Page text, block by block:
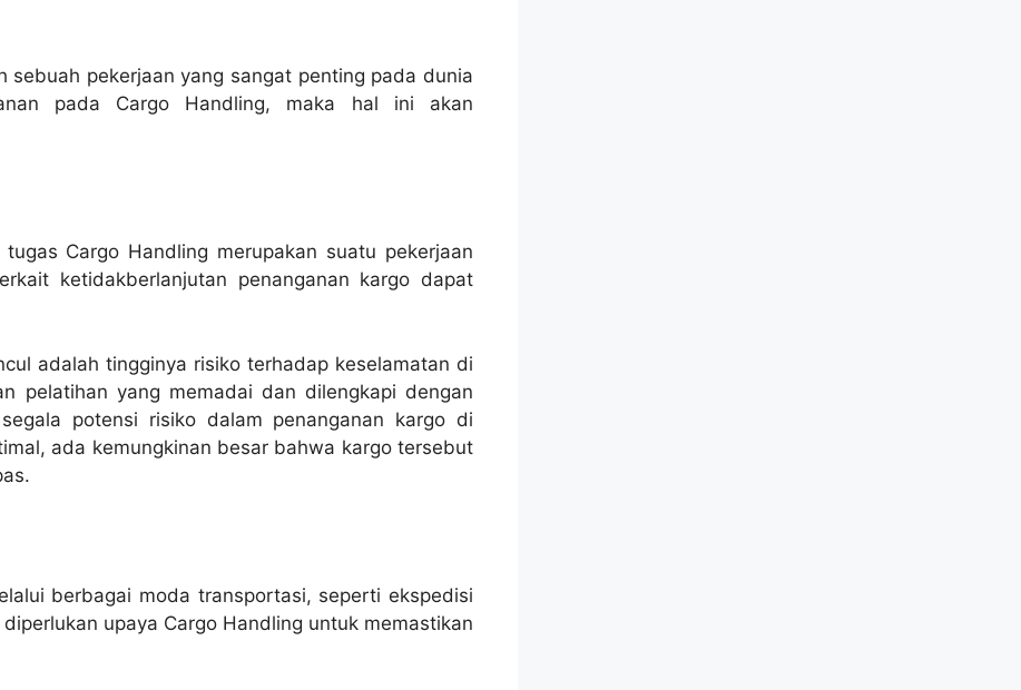
sebuah pekerjaan yang sangat penting pada dunia
pada Cargo Handling, maka hal ini akan
Cargo Handling merupakan suatu pekerjaan
ketidakberlanjutan penanganan kargo dapat
adalah tingginya risiko terhadap keselamatan di
pelatihan yang memadai dan dilengkapi dengan
potensi risiko dalam penanganan kargo di
ada kemungkinan besar bahwa kargo tersebut
berbagai moda transportasi, seperti ekspedisi
upaya Cargo Handling untuk memastikan